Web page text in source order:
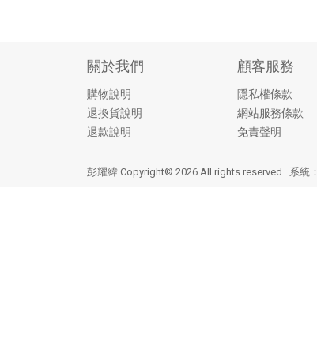
關於我們
購物說明
退換貨說明
退款說明
顧客服務
隱私權條款
網站服務條款
免責聲明
彭耀緯 Copyright© 2026 All rights reserved. 系統：